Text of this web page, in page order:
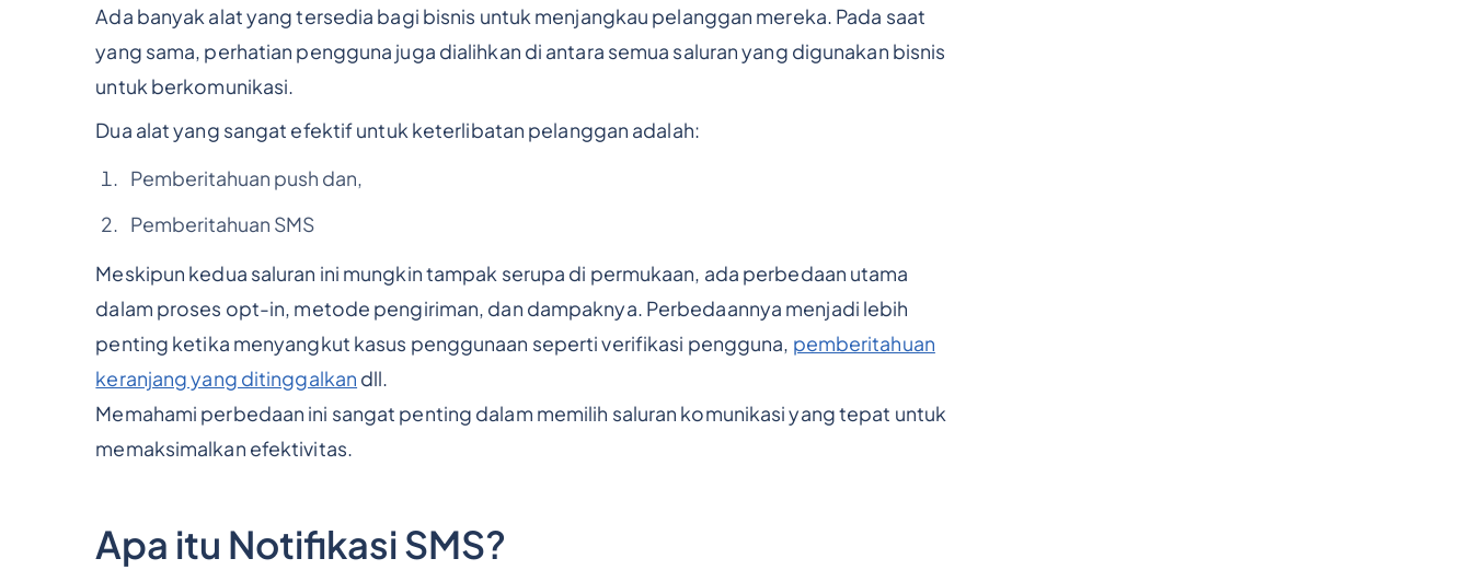
Ada banyak alat yang tersedia bagi bisnis untuk menjangkau pelanggan mereka. Pada saat
yang sama, perhatian pengguna juga dialihkan di antara semua saluran yang digunakan bisnis
untuk berkomunikasi.
Dua alat yang sangat efektif untuk keterlibatan pelanggan adalah:
Pemberitahuan push dan,
Pemberitahuan SMS
Meskipun kedua saluran ini mungkin tampak serupa di permukaan, ada perbedaan utama
dalam proses opt-in, metode pengiriman, dan dampaknya. Perbedaannya menjadi lebih
penting ketika menyangkut kasus penggunaan seperti verifikasi pengguna, pemberitahuan
keranjang yang ditinggalkan dll.
Memahami perbedaan ini sangat penting dalam memilih saluran komunikasi yang tepat untuk
memaksimalkan efektivitas.
Apa itu Notifikasi SMS?